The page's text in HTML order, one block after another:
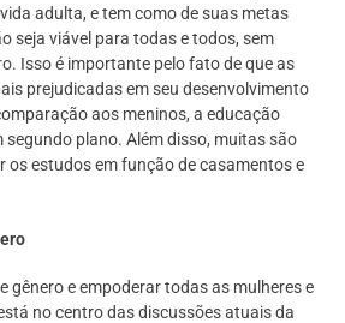
adulta, e tem como de suas metas
seja viável para todas e todos, sem
Isso é importante pelo fato de que as
prejudicadas em seu desenvolvimento
aos meninos, a educação
plano. Além disso, muitas são
os estudos em função de casamentos e
gênero e empoderar todas as mulheres e
no centro das discussões atuais da